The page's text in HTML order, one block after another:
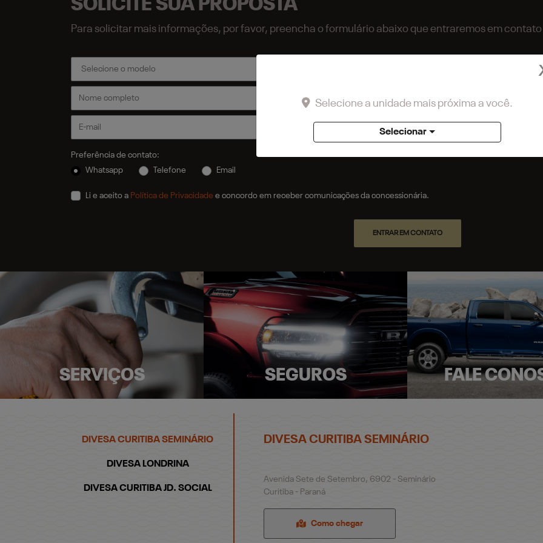
SOLICITE SUA PROPOSTA
Para solicitar mais informações, por favor, preencha o formulário abaixo que entraremos em
Preferência de contato:
Whatsapp
Telefone Email
Li e aceito a Política de Privacidade e concordo em receber comunicações da concessionária.
ENTRAR EM CONTATO
SERVIÇOS SEGUROS FALE
DIVESA CURITIBA SEMINÁRIO
DIVESA LONDRINA
DIVESA CURITIBA JD. SOCIAL
DIVESA CURITIBA SEMINÁRIO
Avenida Sete de Setembro, 6902 - Seminário
Curitiba - Paraná
Como chegar
Selecione a unidade mais próxima a você.
Selecionar